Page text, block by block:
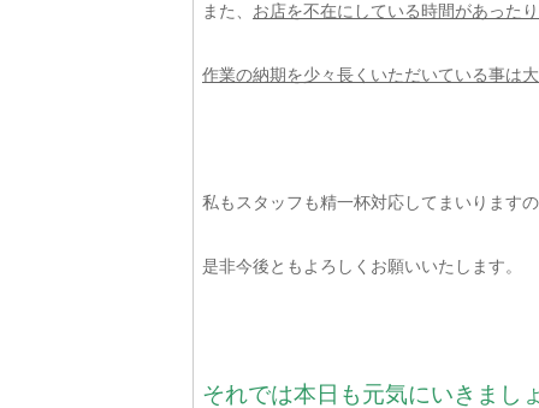
また、 お店を不在にしている時間があったり
作業の納期を少々長くいただいている事は大
私もスタッフも精一杯対応してまいりますの
是非今後ともよろしくお願いいたします。
それでは本日も元気にいきまし